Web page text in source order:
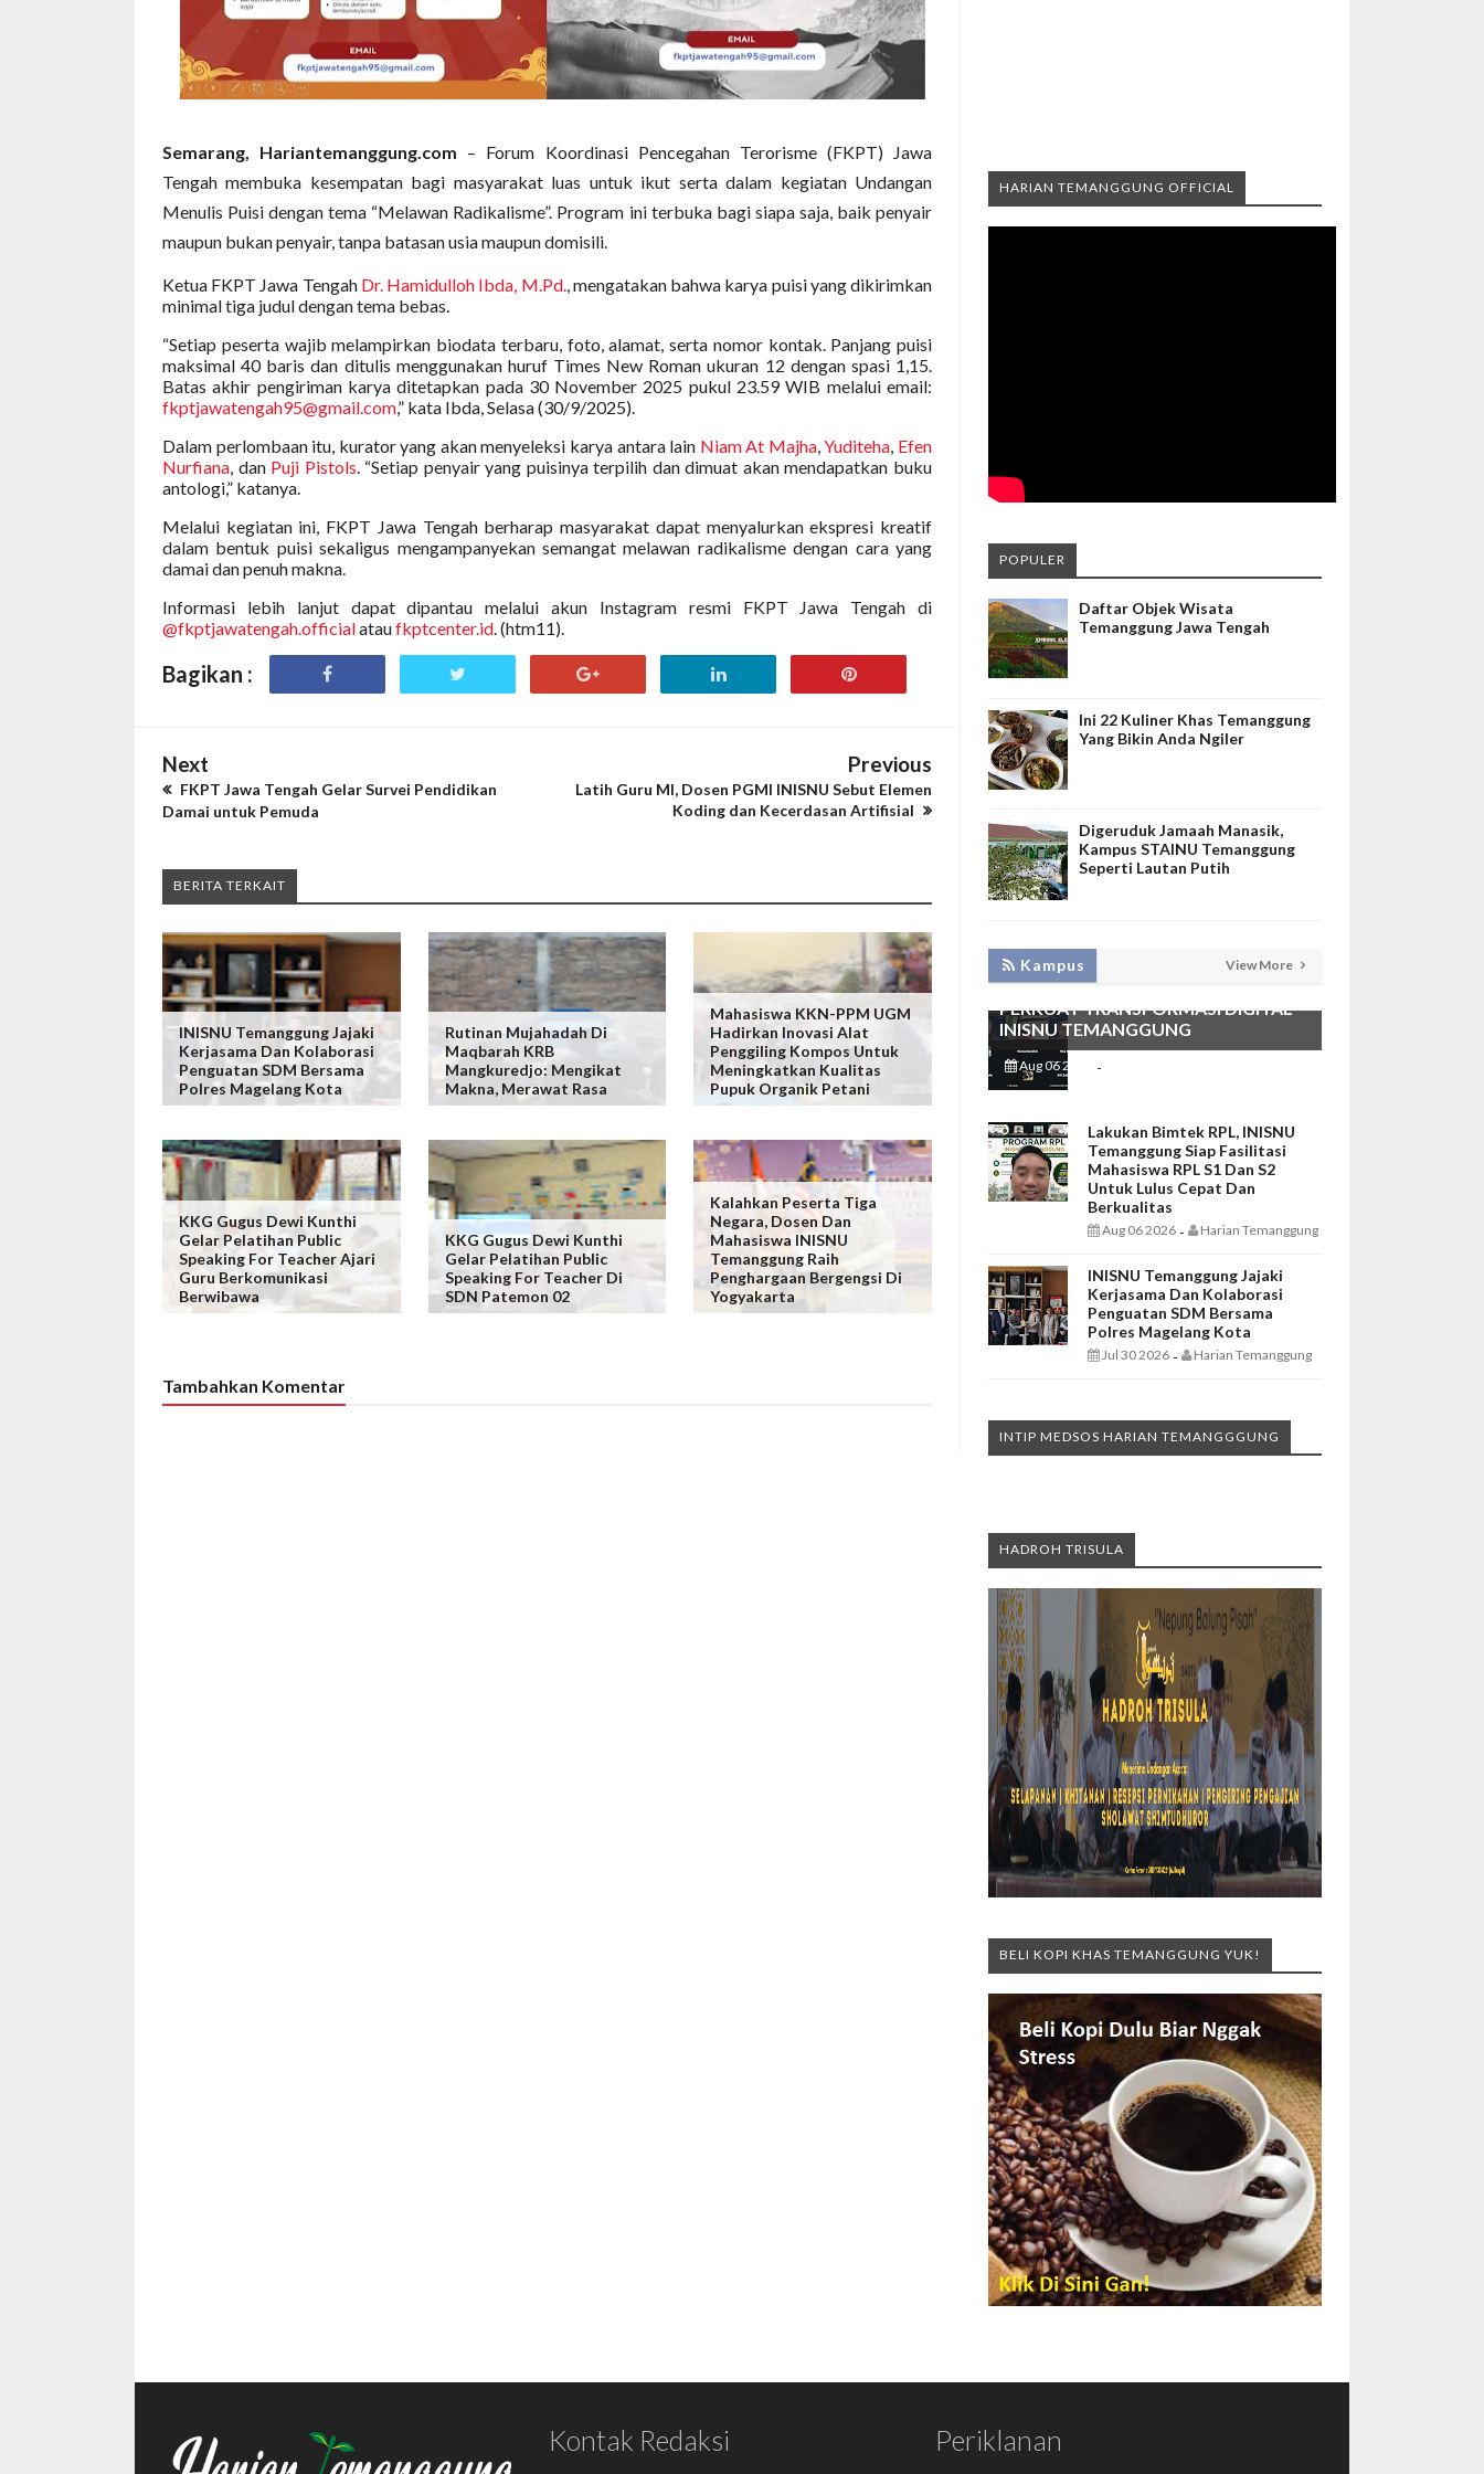
Semarang, Hariantemanggung.com – Forum Koordinasi Pencegahan Terorisme (FKPT) Jawa
Tengah membuka kesempatan bagi masyarakat luas untuk ikut serta dalam kegiatan Undangan
Menulis Puisi dengan tema “Melawan Radikalisme”. Program ini terbuka bagi siapa saja, baik penyair
maupun bukan penyair, tanpa batasan usia maupun domisili.
Ketua FKPT Jawa Tengah Dr. Hamidulloh Ibda, M.Pd., mengatakan bahwa karya puisi yang dikirimkan
minimal tiga judul dengan tema bebas.
“Setiap peserta wajib melampirkan biodata terbaru, foto, alamat, serta nomor kontak. Panjang puisi
maksimal 40 baris dan ditulis menggunakan huruf Times New Roman ukuran 12 dengan spasi 1,15.
Batas akhir pengiriman karya ditetapkan pada 30 November 2025 pukul 23.59 WIB melalui email:
fkptjawatengah95@gmail.com,” kata Ibda, Selasa (30/9/2025).
Dalam perlombaan itu, kurator yang akan menyeleksi karya antara lain Niam At Majha,Yuditeha, Efen
Nurfiana, dan Puji Pistols. “Setiap penyair yang puisinya terpilih dan dimuat akan mendapatkan buku
antologi,” katanya.
Melalui kegiatan ini, FKPT Jawa Tengah berharap masyarakat dapat menyalurkan ekspresi kreatif
dalam bentuk puisi sekaligus mengampanyekan semangat melawan radikalisme dengan cara yang
damai dan penuh makna.
Informasi lebih lanjut dapat dipantau melalui akun Instagram resmi FKPT Jawa Tengah di
@fkptjawatengah.officialataufkptcenter.id. (htm11).
Bagikan :
Next
FKPT Jawa Tengah Gelar Survei Pendidikan
Damai untuk Pemuda
Previous
Latih Guru MI, Dosen PGMI INISNU Sebut Elemen
Koding dan Kecerdasan Artifisial
BERITA TERKAIT
INISNU Temanggung Jajaki
Kerjasama Dan Kolaborasi
Penguatan SDM Bersama
Polres Magelang Kota
Rutinan Mujahadah Di
Maqbarah KRB
Mangkuredjo: Mengikat
Makna, Merawat Rasa
Mahasiswa KKN-PPM UGM
Hadirkan Inovasi Alat
Penggiling Kompos Untuk
Meningkatkan Kualitas
Pupuk Organik Petani
KKG Gugus Dewi Kunthi
Gelar Pelatihan Public
Speaking For Teacher Ajari
Guru Berkomunikasi
Berwibawa
KKG Gugus Dewi Kunthi
Gelar Pelatihan Public
Speaking For Teacher Di
SDN Patemon 02
Kalahkan Peserta Tiga
Negara, Dosen Dan
Mahasiswa INISNU
Temanggung Raih
Penghargaan Bergengsi Di
Yogyakarta
Tambahkan Komentar
HARIAN TEMANGGUNG OFFICIAL
POPULER
Daftar Objek Wisata
Temanggung Jawa Tengah
Ini 22 Kuliner Khas Temanggung
Yang Bikin Anda Ngiler
Digeruduk Jamaah Manasik,
Kampus STAINU Temanggung
Seperti Lautan Putih
Kampus View More
KEMBANGKAN SIM LAYANAN,
HADIRKAN TIM SEVIMA UNTUK
PERKUAT TRANSFORMASI DIGITAL
INISNU TEMANGGUNG
Aug 06 2026 -
Lakukan Bimtek RPL, INISNU
Temanggung Siap Fasilitasi
Mahasiswa RPL S1 Dan S2
Untuk Lulus Cepat Dan
Berkualitas
Aug 06 2026 - Harian Temanggung
INISNU Temanggung Jajaki
Kerjasama Dan Kolaborasi
Penguatan SDM Bersama
Polres Magelang Kota
Jul 30 2026 - Harian Temanggung
INTIP MEDSOS HARIAN TEMANGGGUNG
HADROH TRISULA
BELI KOPI KHAS TEMANGGUNG YUK!
Kontak Redaksi Periklanan